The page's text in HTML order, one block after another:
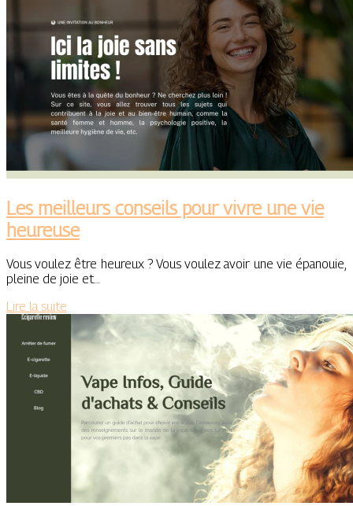
Les meilleurs conseils pour vivre une vie
heureuse
Vous voulez être heureux ? Vous voulez avoir une vie épanouie,
pleine de joie et…
Lire la suite